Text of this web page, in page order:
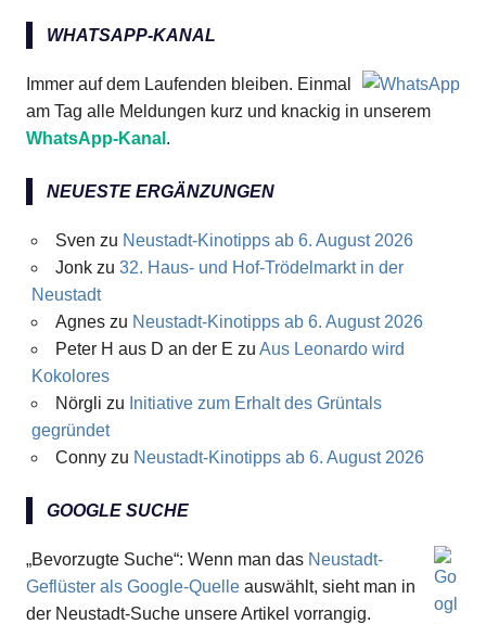
WHATSAPP-KANAL
Immer auf dem Laufenden bleiben. Einmal
am Tag alle Meldungen kurz und knackig in unserem
WhatsApp-Kanal .
NEUESTE ERGÄNZUNGEN
Sven zu Neustadt-Kinotipps ab 6. August 2026
Jonkzu 32. Haus- und Hof-Trödelmarkt in der
Neustadt
Agneszu Neustadt-Kinotipps ab 6. August 2026
Peter H aus D an der E zu Aus Leonardo wird
Kokolores
Nörgli zu Initiative zum Erhalt des Grüntals
gegründet
Connyzu Neustadt-Kinotipps ab 6. August 2026
GOOGLE SUCHE
„Bevorzugte Suche“: Wenn man das Neustadt-
Geflüster als Google-Quelle auswählt, sieht man in
der Neustadt-Suche unsere Artikel vorrangig.